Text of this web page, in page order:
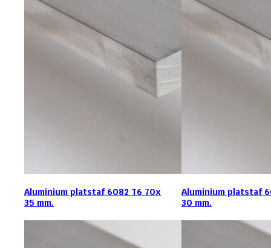
Aluminium platstaf 6082 T6 70x
35 mm.
Aluminium platstaf
30 mm.